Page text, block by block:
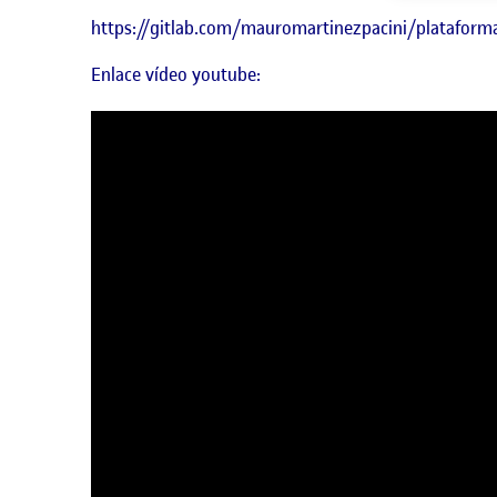
https://gitlab.com/mauromartinezpacini/
Enlace vídeo youtube: